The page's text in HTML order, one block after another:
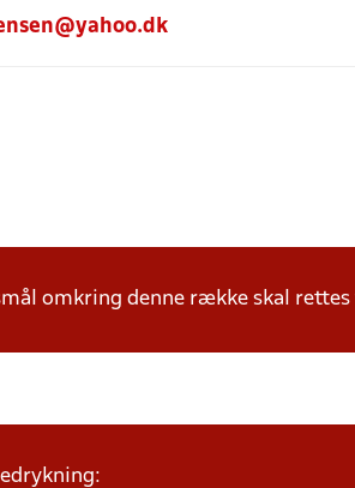
omkring denne række skal rettes